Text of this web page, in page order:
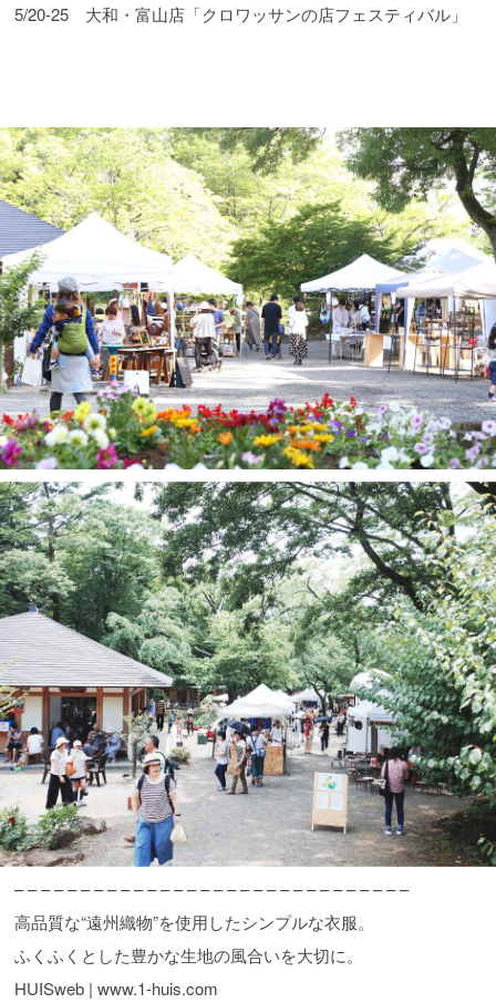
5/20-25 大和・富山店「クロワッサンの店フェスティバル」
– – – – – – – – – – – – – – – – – – – – – – – – – – – – – –
高品質な“遠州織物”を使用したシンプルな衣服。
ふくふくとした豊かな生地の風合いを大切に。
HUISweb | www.1-huis.com